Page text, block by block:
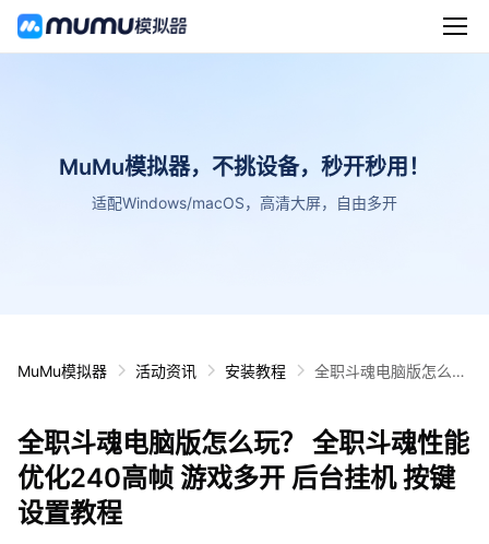
MuMu模拟器，不挑设备，秒开秒用！
适配Windows/macOS，高清大屏，自由多开
MuMu模拟器 活动资讯 安装教程
全职斗魂电脑版怎么
台挂机 按键设置教程
全职斗魂电脑版怎么玩？ 全职斗魂性能
优化240高帧 游戏多开 后台挂机 按键
设置教程